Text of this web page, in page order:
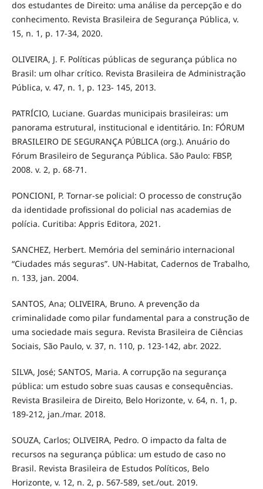
dos estudantes de Direito: uma análise da percepção e do
conhecimento. Revista Brasileira de Segurança Pública, v.
15, n. 1, p. 17-34, 2020.
OLIVEIRA, J. F. Políticas públicas de segurança pública no
Brasil: um olhar crítico. Revista Brasileira de Administração
Pública, v. 47, n. 1, p. 123- 145, 2013.
PATRÍCIO, Luciane. Guardas municipais brasileiras: um
panorama estrutural, institucional e identitário. In: FÓRUM
BRASILEIRO DE SEGURANÇA PÚBLICA (org.). Anuário do
Fórum Brasileiro de Segurança Pública. São Paulo: FBSP,
2008. v. 2, p. 68-71.
PONCIONI, P. Tornar-se policial: O processo de construção
da identidade profissional do policial nas academias de
polícia. Curitiba: Appris Editora, 2021.
SANCHEZ, Herbert. Memória del seminário internacional
“Ciudades más seguras”. UN-Habitat, Cadernos de Trabalho,
n. 133, jan. 2004.
SANTOS, Ana; OLIVEIRA, Bruno. A prevenção da
criminalidade como pilar fundamental para a construção de
uma sociedade mais segura. Revista Brasileira de Ciências
Sociais, São Paulo, v. 37, n. 110, p. 123-142, abr. 2022.
SILVA, José; SANTOS, Maria. A corrupção na segurança
pública: um estudo sobre suas causas e consequências.
Revista Brasileira de Direito, Belo Horizonte, v. 64, n. 1, p.
189-212, jan./mar. 2018.
SOUZA, Carlos; OLIVEIRA, Pedro. O impacto da falta de
recursos na segurança pública: um estudo de caso no
Brasil. Revista Brasileira de Estudos Políticos, Belo
Horizonte, v. 12, n. 2, p. 567-589, set./out. 2019.